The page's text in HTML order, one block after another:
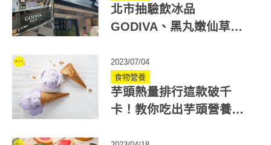
北市抽驗飲冰品
GODIVA、黑丸嫩仙草、
高喝多易罹病
2023/07/04
食物營養
芋頭熱量排行這款破千
卡！教你吃出芋頭營養、